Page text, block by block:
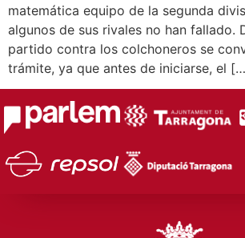
matemática equipo de la segunda
algunos de sus rivales no han fallado.
partido contra los colchoneros se
trámite, ya que antes de iniciarse, el